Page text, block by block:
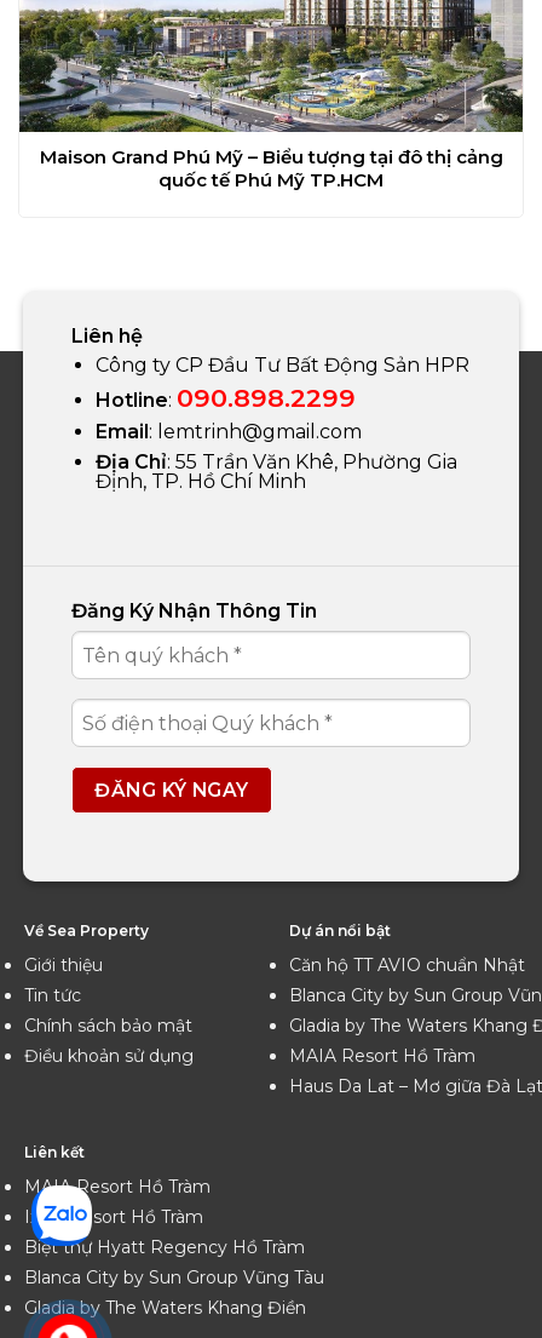
Maison Grand Phú Mỹ – Biểu tượng tại đô thị cảng
quốc tế Phú Mỹ TP.HCM
Liên hệ
Công ty CP Đầu Tư Bất Động Sản HPR
Hotline: 090.898.2299
Email: lemtrinh@gmail.com
Địa Chỉ: 55 Trần Văn Khê, Phường Gia
Định, TP. Hồ Chí Minh
Đăng Ký Nhận Thông Tin
Về Sea Property
Giới thiệu
Tin tức
Chính sách bảo mật
Điều khoản sử dụng
Dự án nổi bật
Căn hộ TT AVIO chuẩn Nhật
Blanca City by Sun Group
Gladia by The Waters Khang
MAIA Resort Hồ Tràm
Haus Da Lat – Mơ giữa Đà Lạt
Liên kết
MAIA Resort Hồ Tràm
Ixora Resort Hồ Tràm
Biệt thự Hyatt Regency Hồ Tràm
Blanca City by Sun Group Vũng Tàu
Gladia by The Waters Khang Điền